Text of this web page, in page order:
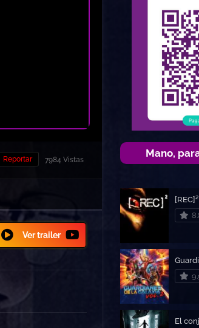
7984 Vistas
Reportar
Ver trailer
Mano,
El